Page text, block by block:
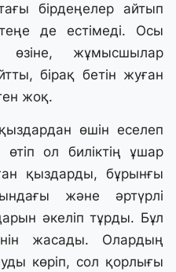
бірдеңелер айтып
де естімеді. Осы
өзіне, жұмысшылар
бірақ бетін жуған
жоқ.
өшін еселеп
ол биліктің ұшар
қыздарды, бұрынғы
және әртүрлі
әкеліп тұрды. Бұл
жасады. Олардың
көріп, сол қорлығы